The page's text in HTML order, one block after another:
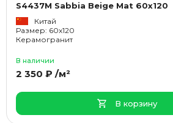
S4437M Sabbia Beige Mat 60x120
Китай
Размер: 60x120
Керамогранит
В наличии
2 350 ₽ /м²
В корзину